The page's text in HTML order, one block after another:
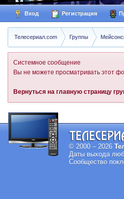
Вход Регистрация
Телесериал.com Группы
Системное сообщение
Вы не можете просматривать этот
Вернуться на главную страницу
© 2000 – 2026
Даты выхода
Сообщество